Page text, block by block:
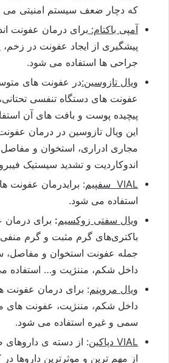
که دچار ضعف سیستم امنیتی می
آمپی باکتام: برای درمان عفونت
پیشگیری از ایجاد عفونت در
جراحی ها استفاده می شود.
ویال تازوسین:در عفونت های
عفونت های دستگاه تنفسی
پیچیده پوست و بافت های آن
این ویال تازوسین در درمان
مجاری ادراری، استخوان و
اندوکاردیت و تشدید سیستیک
VIAL سفپیم
: برایدرمان عفونت
استفاده می شود.
ویال سفتی زوکسیم: برای درمان
باکتری‌های گرم مثبت ‌و گرم
جمله عفونت ‌استخوان و مفاصل،
داخل شکم، مننژیت و… استفاده
ویال مروپنم: برای درمان عفونت
داخل شکم، مننژیت، عفونت های
سمی و غیره استفاده می شود.
VIAL دپاکین
: از دسته ی
از مهم ترین و موثرترین داروها در